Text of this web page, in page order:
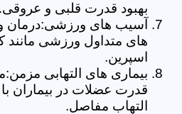
بهبود قدرت قلبی و عروقی.
آسیب های ورزشی:درمان
های متداول ورزشی
اسپرین.
بیماری های التهابی
قدرت عضلات در بیماران با
التهاب مفاصل.